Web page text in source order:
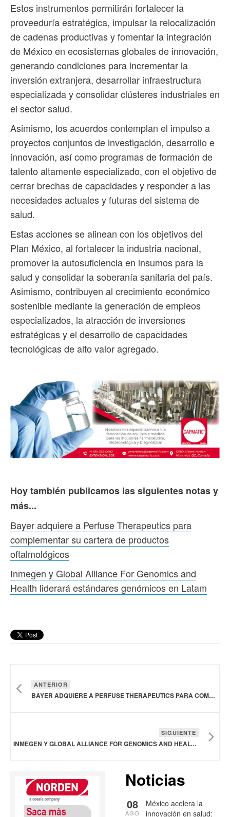
Estos instrumentos permitirán fortalecer la
proveeduría estratégica, impulsar la relocalización
de cadenas productivas y fomentar la integración
de México en ecosistemas globales de innovación,
generando condiciones para incrementar la
inversión extranjera, desarrollar infraestructura
especializada y consolidar clústeres industriales en
el sector salud.
Asimismo, los acuerdos contemplan el impulso a
proyectos conjuntos de investigación, desarrollo e
innovación, así como programas de formación de
talento altamente especializado, con el objetivo de
cerrar brechas de capacidades y responder a las
necesidades actuales y futuras del sistema de
salud.
Estas acciones se alinean con los objetivos del
Plan México, al fortalecer la industria nacional,
promover la autosuficiencia en insumos para la
salud y consolidar la soberanía sanitaria del país.
Asimismo, contribuyen al crecimiento económico
sostenible mediante la generación de empleos
especializados, la atracción de inversiones
estratégicas y el desarrollo de capacidades
tecnológicas de alto valor agregado.
Hoy también publicamos las siguientes notas y
más...
Bayer adquiere a Perfuse Therapeutics para
complementar su cartera de productos
oftalmológicos
Inmegen y Global Alliance For Genomics and
Health liderará estándares genómicos en Latam
ANTERIOR
BAYER ADQUIERE A PERFUSE THERAPEUTICS PARA COMPLEMENTAR SU CARTERA DE PRODUCTOS OFTALMOLÓGICOS
SIGUIENTE
INMEGEN Y GLOBAL ALLIANCE FOR GENOMICS AND HEALTH LIDERARÁ ESTÁNDARES GENÓMICOS EN LATAM
Noticias
México acelera la
innovación en salud:
08
AGO